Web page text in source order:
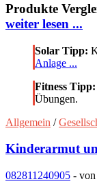
Produkte
weiter lesen ...
Solar Tipp:
Anlage ...
Fitness Tipp:
Übungen.
Allgemein /
Kinderarmut
082811 240905 - von